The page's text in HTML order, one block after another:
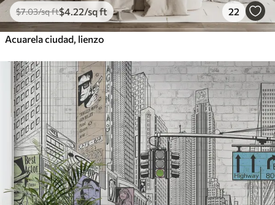
$7.03/sq ft$4 .22/sq ft 22
Acuarela ciudad, lienzo